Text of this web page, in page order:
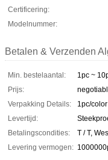
Certificering:
Modelnummer:
Betalen & Verzenden
Min. bestelaantal:
1pc ~
Prijs:
Verpakking Details:
1pc/
Levertijd:
Betalingscondities:
T / T,
Levering vermogen: